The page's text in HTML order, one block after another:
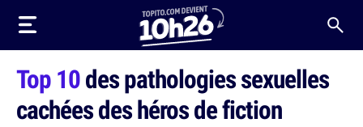
Top 10des pathologies sexuelles
cachées des héros de fiction